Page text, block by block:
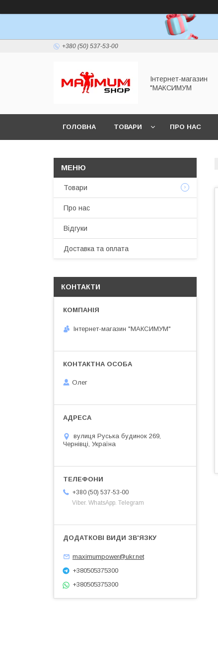
+380 (50) 537-53-00
Інтернет-магазин
"МАКСИМУМ
ГОЛОВНА ТОВАРИ ПРО НАС
Товари
Про нас
Відгуки
Доставка та оплата
КОНТАКТИ
Інтернет-магазин "МАКСИМУМ"
Олег
вулиця Руська будинок 269,
Чернівці, Україна
+380 (50) 537-53-00
Viber. WhatsApp. Telegram
maximumpower@ukr.net
+380505375300
+380505375300